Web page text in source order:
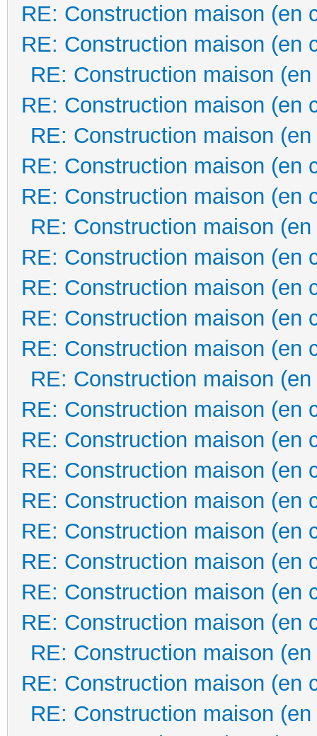
RE: Construction maison (en
RE: Construction maison (en
RE: Construction maison
RE: Construction maison (en
RE: Construction maison
RE: Construction maison (en
RE: Construction maison (en
RE: Construction maison
RE: Construction maison (en
RE: Construction maison (en
RE: Construction maison (en
RE: Construction maison (en
RE: Construction maison
RE: Construction maison (en
RE: Construction maison (en
RE: Construction maison (en
RE: Construction maison (en
RE: Construction maison (en
RE: Construction maison (en
RE: Construction maison (en
RE: Construction maison (en
RE: Construction maison
RE: Construction maison (en
RE: Construction maison